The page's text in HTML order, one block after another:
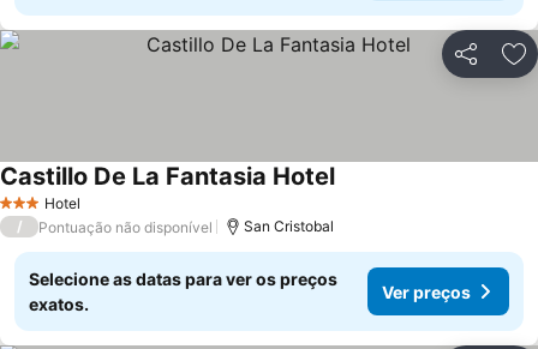
Partilhar
3 EstrelasHotel
Castillo De La Fantasia HotelVer preços
/ Pontuação não disponível San Cristobal
Selecione as datas para ver os preços
exatos.
Ver preços